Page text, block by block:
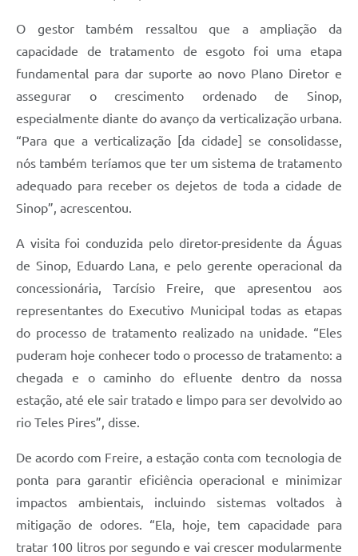
O gestor também ressaltou que a ampliação da
capacidade de tratamento de esgoto foi uma etapa
fundamental para dar suporte ao novo Plano Diretor e
assegurar o crescimento ordenado de Sinop,
especialmente diante do avanço da verticalização urbana.
“Para que a verticalização [da cidade] se consolidasse,
nós também teríamos que ter um sistema de tratamento
adequado para receber os dejetos de toda a cidade de
Sinop”, acrescentou.
A visita foi conduzida pelo diretor-presidente da Águas
de Sinop, Eduardo Lana, e pelo gerente operacional da
concessionária, Tarcísio Freire, que apresentou aos
representantes do Executivo Municipal todas as etapas
do processo de tratamento realizado na unidade. “Eles
puderam hoje conhecer todo o processo de tratamento: a
chegada e o caminho do efluente dentro da nossa
estação, até ele sair tratado e limpo para ser devolvido ao
rio Teles Pires”, disse.
De acordo com Freire, a estação conta com tecnologia de
ponta para garantir eficiência operacional e minimizar
impactos ambientais, incluindo sistemas voltados à
mitigação de odores. “Ela, hoje, tem capacidade para
tratar 100 litros por segundo e vai crescer modularmente